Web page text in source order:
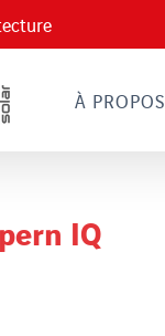
À PROPOS
IQ